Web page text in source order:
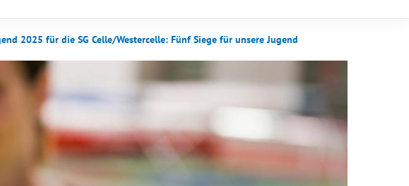
2025 für die SG Celle/Westercelle: Fünf Siege für unsere Jugend